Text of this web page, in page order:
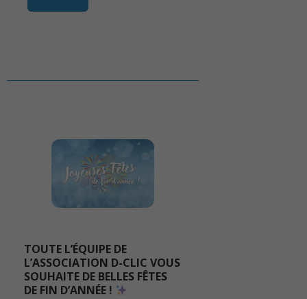
TOUTE L’ÉQUIPE DE
L’ASSOCIATION D-CLIC VOUS
SOUHAITE DE BELLES FÊTES
DE FIN D’ANNÉE !